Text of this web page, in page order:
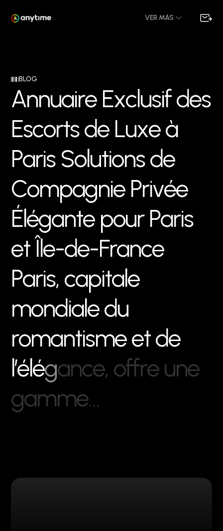
VER MÁS
BLOG
Annuaire Exclusifdes
Escortsde Luxeà
Paris Solutionsde
Compagnie Privée
Élégante pour Paris
etÎle-de-France
Paris, capitale
mondialedu
romantismeetde
l’élégance, offre une
gamme…